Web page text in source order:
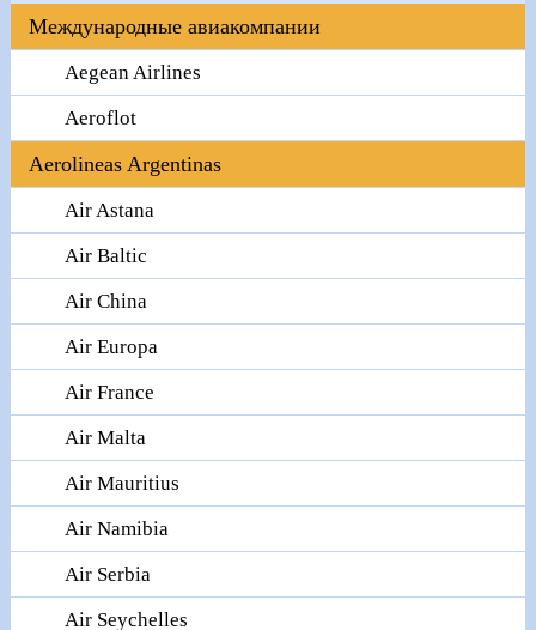
Международные авиакомпании
Aegean Airlines
Aeroflot
Aerolineas Argentinas
Air Astana
Air Baltic
Air China
Air Europa
Air France
Air Malta
Air Mauritius
Air Namibia
Air Serbia
Air Seychelles